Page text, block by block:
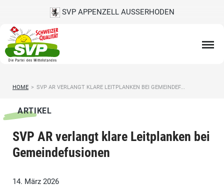
SVP APPENZELL AUSSERHODEN
HOME > SVP AR VERLANGT KLARE LEITPLANKEN BEI GEMEINDEF...
ARTIKEL
SVP AR verlangt klare Leitplanken bei
Gemeindefusionen
14. März 2026